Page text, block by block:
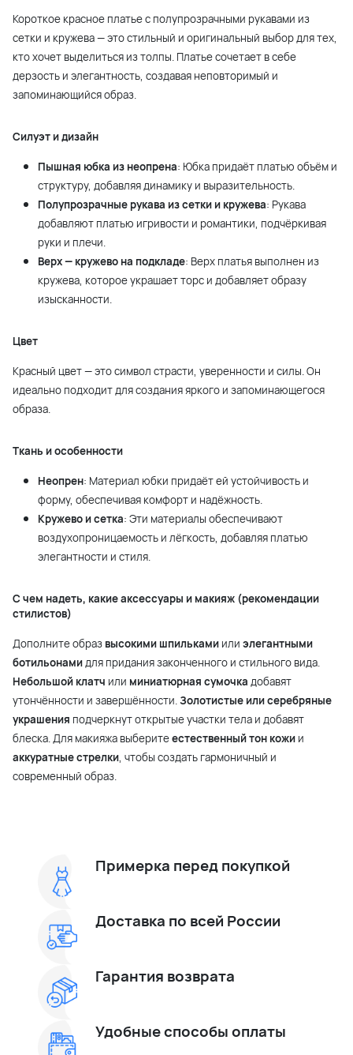
Короткое красное платье с полупрозрачными рукавами из
сетки и кружева — это стильный и оригинальный выбор для тех,
кто хочет выделиться из толпы. Платье сочетает в себе
дерзость и элегантность, создавая неповторимый и
запоминающийся образ.
Силуэт и дизайн
Пышная юбка из неопрена: Юбка придаёт платью объём и
структуру, добавляя динамику и выразительность.
Полупрозрачные рукава из сетки и кружева: Рукава
добавляют платью игривости и романтики, подчёркивая
руки и плечи.
Верх — кружево на подкладе: Верх платья выполнен из
кружева, которое украшает торс и добавляет образу
изысканности.
Цвет
Красный цвет — это символ страсти, уверенности и силы. Он
идеально подходит для создания яркого и запоминающегося
образа.
Ткань и особенности
Неопрен: Материал юбки придаёт ей устойчивость и
форму, обеспечивая комфорт и надёжность.
Кружево и сетка: Эти материалы обеспечивают
воздухопроницаемость и лёгкость, добавляя платью
элегантности и стиля.
С чем надеть, какие аксессуары и макияж (рекомендации
стилистов)
Дополните образ высокими шпильками или элегантными
ботильонамидля придания законченного и стильного вида.
Небольшой клатч или миниатюрная сумочка добавят
утончённости и завершённости.Золотистые или серебряные
украшения подчеркнут открытые участки тела и добавят
блеска. Для макияжа выберитеестественный тон кожи и
аккуратные стрелки, чтобы создать гармоничный и
современный образ.
Примерка перед покупкой
Доставка по всей России
Гарантия возврата
Удобные способы оплаты